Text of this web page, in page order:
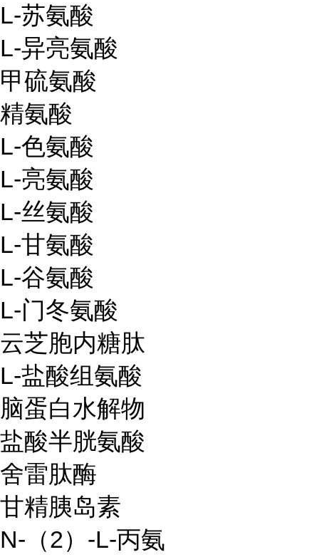
L-苏氨酸
L-异亮氨酸
甲硫氨酸
精氨酸
L-色氨酸
L-亮氨酸
L-丝氨酸
L-甘氨酸
L-谷氨酸
L-门冬氨酸
云芝胞内糖肽
L-盐酸组氨酸
脑蛋白水解物
盐酸半胱氨酸
舍雷肽酶
甘精胰岛素
N-（2）-L-丙氨